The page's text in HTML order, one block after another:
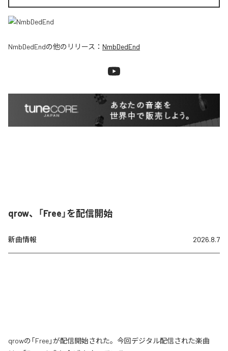
NmbDedEndの他のリリース： NmbDedEnd
qrow、「Free」を配信開始
新曲情報 2026.8.7
qrowの「Free」が配信開始された。今回デジタル配信された楽曲